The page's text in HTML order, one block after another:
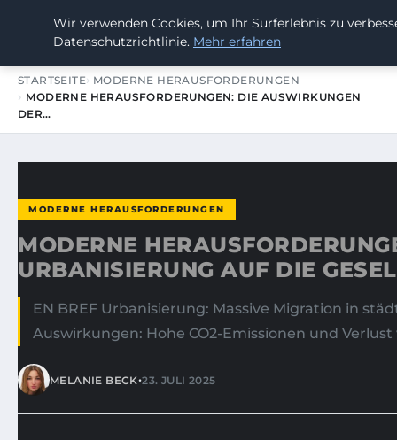
SUMMERBLAST FESTIVAL
STARTSEITE MODERNE HERAUSFORDERUNGEN
MODERNE HERAUSFORDERUNGEN: DIE AUSWIRKUNGEN
DER…
MODERNE HERAUSFORDERUNGEN
MODERNE
URBANISIERUNG AUF DIE
EN BREF Urbanisierung: Massive Migration in
Auswirkungen: Hohe CO2-Emissionen und Verlust
MELANIE BECK•23. JULI 2025
Wir verwenden Cookies, um Ihr Surferlebnis zu
Datenschutzrichtlinie. Mehr erfahren